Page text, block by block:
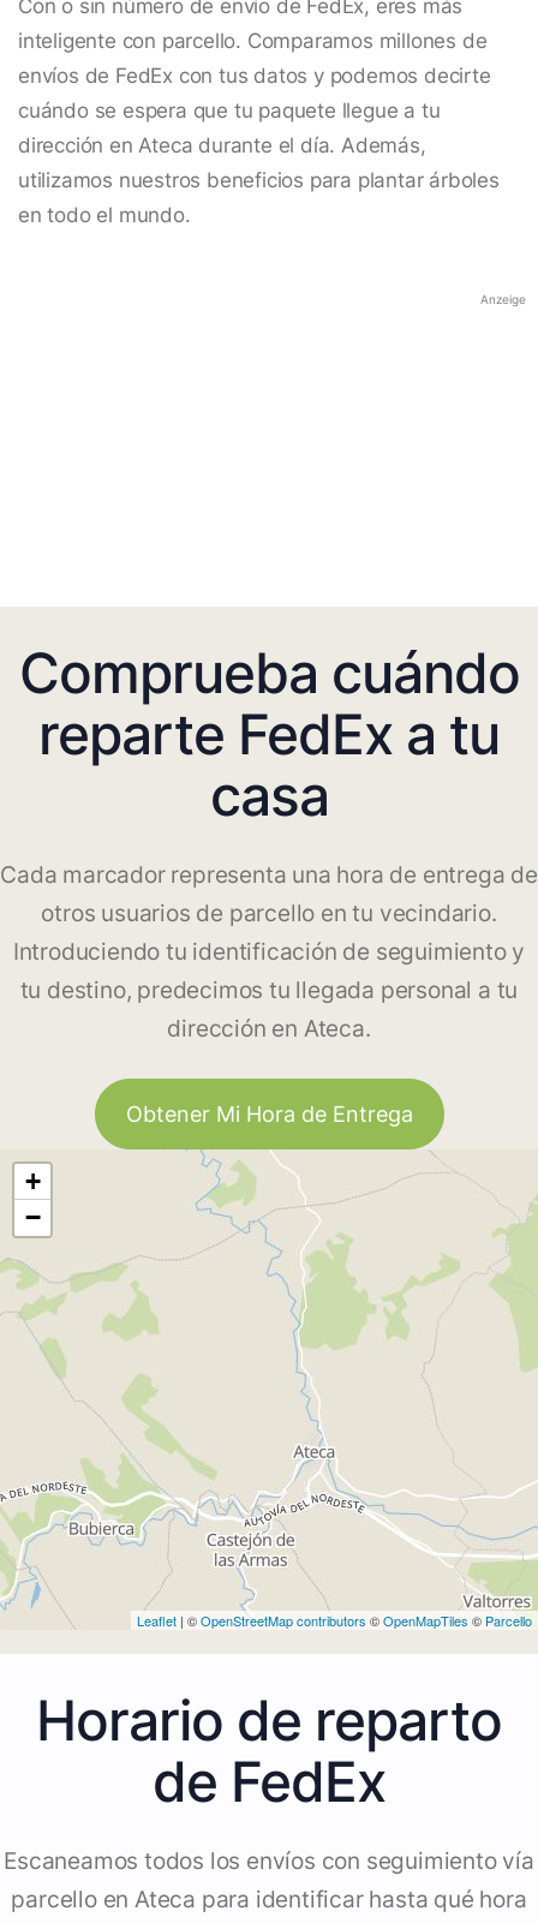
Con o sin número de envío de FedEx, eres más
inteligente con parcello. Comparamos millones de
envíos de FedEx con tus datos y podemos decirte
cuándo se espera que tu paquete llegue a tu
dirección en Ateca durante el día. Además,
utilizamos nuestros beneficios para plantar árboles
en todo el mundo.
Anzeige
Comprueba cuándo
reparte FedEx a tu
casa
Cada marcador representa una hora de entrega de
otros usuarios de parcello en tu vecindario.
Introduciendo tu identificación de seguimiento y
tu destino, predecimos tu llegada personal a tu
dirección en Ateca.
Obtener Mi Hora de Entrega
+
−
Leaflet | ©OpenStreetMap contributors ©OpenMapTiles © Parcello
Horario de reparto
de FedEx
Escaneamos todos los envíos con seguimiento vía
parcello en Ateca para identificar hasta qué hora